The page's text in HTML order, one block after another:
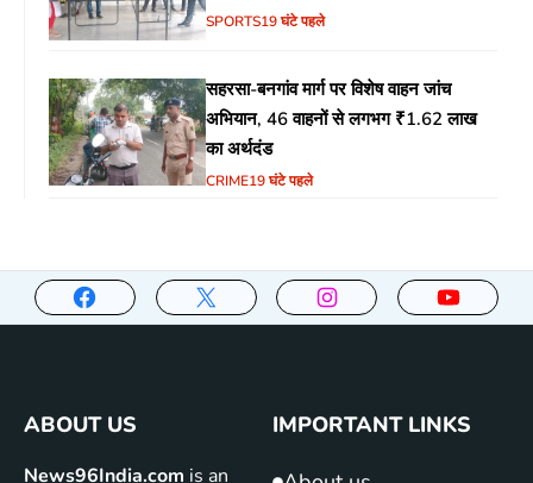
SPORTS19 घंटे पहले
सहरसा-बनगांव मार्ग पर विशेष वाहन जांच
अभियान, 46 वाहनों से लगभग ₹1.62 लाख
का अर्थदंड
CRIME19 घंटे पहले
ABOUT US
News96India.com is an
IMPORTANT LINKS